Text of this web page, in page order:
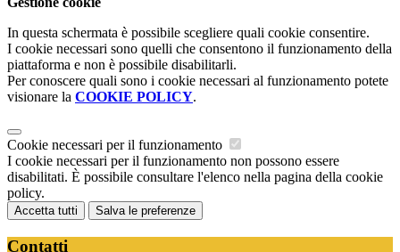
In questa schermata è possibile scegliere quali cookie consentire.
I cookie necessari sono quelli che consentono il funzionamento della
piattaforma e non è possibile disabilitarli.
Per conoscere quali sono i cookie necessari al funzionamento potete
visionare la COOKIE POLICY.
Cookie necessari per il funzionamento
I cookie necessari per il funzionamento non possono essere
disabilitati. È possibile consultare l'elenco nella pagina della cookie
policy.
Accetta tutti Salva le preferenze
Contatti